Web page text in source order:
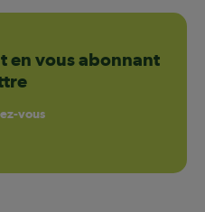
en vous abonnant
vous